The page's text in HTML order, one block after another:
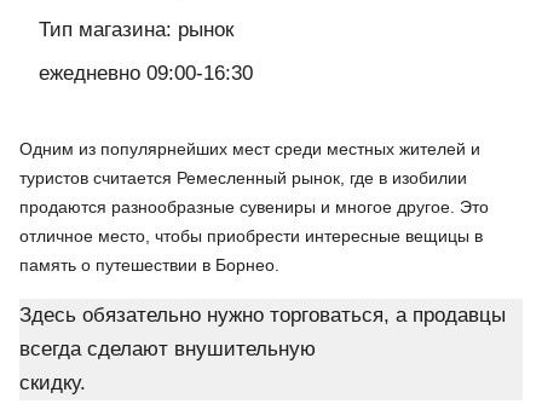
Тип магазина: рынок
ежедневно 09:00-16:30
Одним из популярнейших мест среди местных жителей и
туристов считается Ремесленный рынок, где в изобилии
продаются разнообразные сувениры и многое другое. Это
отличное место, чтобы приобрести интересные вещицы в
память о путешествии в Борнео.
Здесь обязательно нужно торговаться, а продавцы
всегда сделают внушительную
скидку.